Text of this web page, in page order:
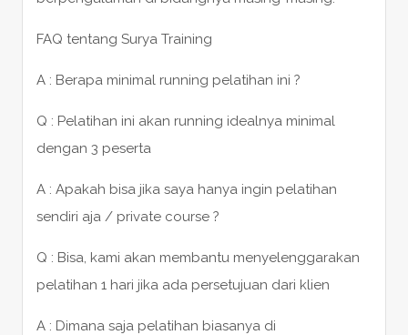
FAQ tentang Surya Training
A : Berapa minimal running pelatihan ini ?
Q : Pelatihan ini akan running idealnya minimal
dengan 3 peserta
A : Apakah bisa jika saya hanya ingin pelatihan
sendiri aja / private course ?
Q : Bisa, kami akan membantu menyelenggarakan
pelatihan 1 hari jika ada persetujuan dari klien
A : Dimana saja pelatihan biasanya di